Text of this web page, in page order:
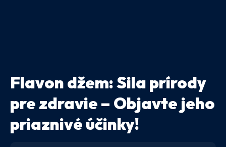
Flavon džem: Sila prírody
pre zdravie – Objavte jeho
priaznivé účinky!